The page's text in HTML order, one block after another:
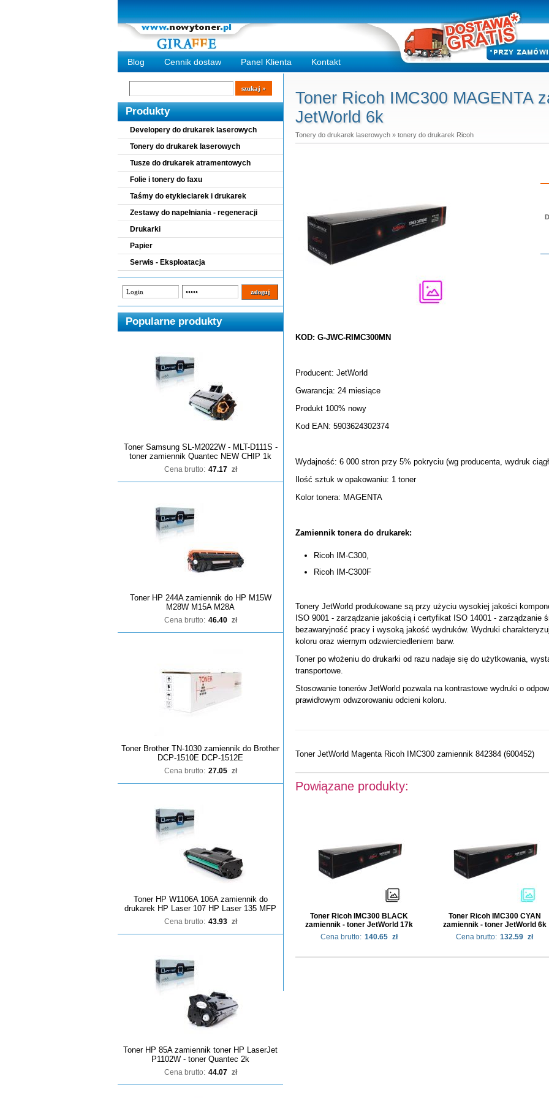
Blog Cennik dostaw Panel Klienta Kontakt
Wyszukiwarka
szukaj
Produkty
Developery do drukarek laserowych
Tonery do drukarek laserowych
Tusze do drukarek atramentowych
Folie i tonery do faxu
Taśmy do etykieciarek i drukarek
Zestawy do napełniania - regeneracji
Drukarki
Papier
Serwis - Eksploatacja
Popularne produkty
Toner Samsung SL-M2022W - MLT-D111S -
toner zamiennik Quantec NEW CHIP 1k
Cena brutto: 47.17 zł
Toner HP 244A zamiennik do HP M15W
M28W M15A M28A
Cena brutto: 46.40 zł
Toner Brother TN-1030 zamiennik do Brother
DCP-1510E DCP-1512E
Cena brutto: 27.05 zł
Toner HP W1106A 106A zamiennik do
drukarek HP Laser 107 HP Laser 135 MFP
Cena brutto: 43.93 zł
Toner HP 85A zamiennik toner HP LaserJet
P1102W - toner Quantec 2k
Cena brutto: 44.07 zł
Toner Ricoh IMC300 MAGENTA
JetWorld 6k
Tonery do drukarek laserowych » tonery do drukarek Ricoh
KOD: G-JWC-RIMC300MN
Producent: JetWorld
Gwarancja: 24 miesiące
Produkt 100% nowy
Kod EAN: 5903624302374
Wydajność: 6 000 stron przy 5% pokryciu (wg producenta, wydruk
Ilość sztuk w opakowaniu: 1 toner
Kolor tonera: MAGENTA
Zamiennik tonera do drukarek:
Ricoh IM-C300,
Ricoh IM-C300F
Tonery JetWorld produkowane są przy użyciu wysokiej jakości
ISO 9001 - zarządzanie jakością i certyfikat ISO 14001 - zarządzanie
bezawaryjność pracy i wysoką jakość wydruków. Wydruki
koloru oraz wiernym odzwierciedleniem barw.
Toner po włożeniu do drukarki od razu nadaje się do użytkowania,
transportowe.
Stosowanie tonerów JetWorld pozwala na kontrastowe wydruki o
prawidłowym odwzorowaniu odcieni koloru.
Toner JetWorld Magenta Ricoh IMC300 zamiennik 842384 (600452)
Powiązane produkty:
Toner Ricoh IMC300 BLACK
zamiennik - toner JetWorld 17k
Cena brutto: 140.65 zł
Toner Ricoh IMC300 CYAN
zamiennik - toner JetWorld 6k
Cena brutto: 132.59 zł